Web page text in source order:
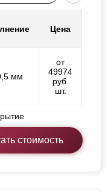
Цена
мм
от
49974
руб.
шт.
стоимость